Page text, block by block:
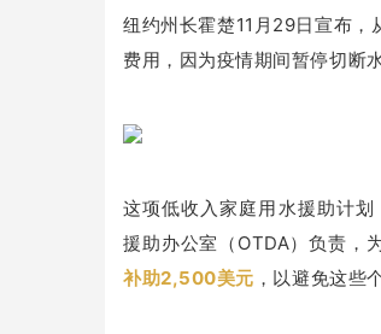
纽约州长霍楚11月29日宣布，
费用，因为疫情期间暂停切断
这项低收入家庭用水援助计
援助办公室（OTDA）负责，
补助2,500美元 ，以避免这些